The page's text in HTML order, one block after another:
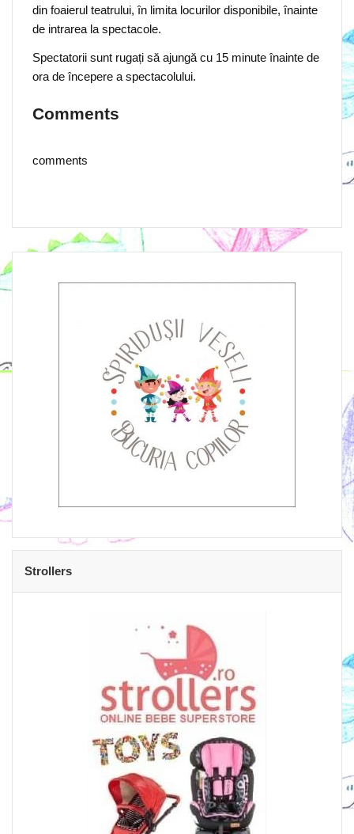
din foaierul teatrului, în limita locurilor disponibile, înainte
de intrarea la spectacole.
Spectatorii sunt rugați să ajungă cu 15 minute înainte de
ora de începere a spectacolului.
Comments
comments
Strollers